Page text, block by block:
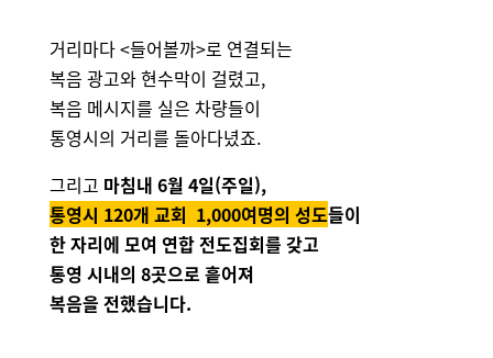
거리마다 <들어볼까>로 연결되는
복음 광고와 현수막이 걸렸고,
복음 메시지를 실은 차량들이
통영시의 거리를 돌아다녔죠.
그리고 마침내 6월 4일(주일),
통영시 120개 교회 1,000여명의 성도들이
한 자리에 모여 연합 전도집회를 갖고
통영 시내의 8곳으로 흩어져
복음을 전했습니다.